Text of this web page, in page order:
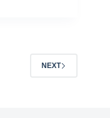
NEXT